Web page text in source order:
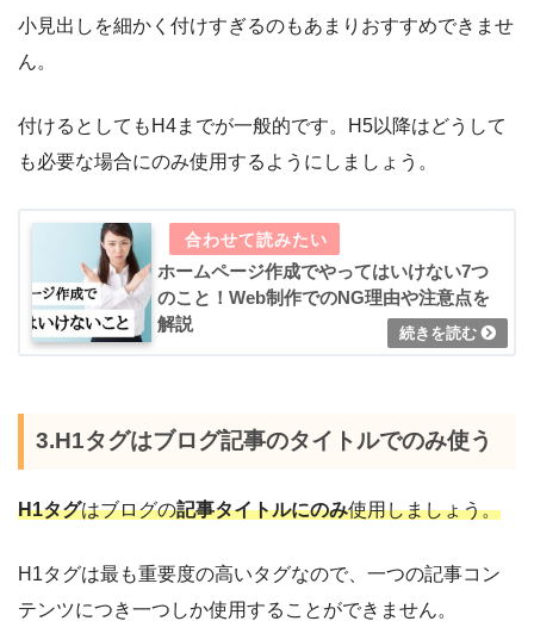
小見出しを細かく付けすぎるのもあまりおすすめできませ
ん。
付けるとしてもH4までが一般的です。H5以降はどうして
も必要な場合にのみ使用するようにしましょう。
ホームページ作成でやってはいけない7つ
のこと！Web制作でのNG理由や注意点を
解説
3.H1タグはブログ記事のタイトルでのみ使う
H1タグはブログの記事タイトルにのみ使用しましょう。
H1タグは最も重要度の高いタグなので、一つの記事コン
テンツにつき一つしか使用することができません。